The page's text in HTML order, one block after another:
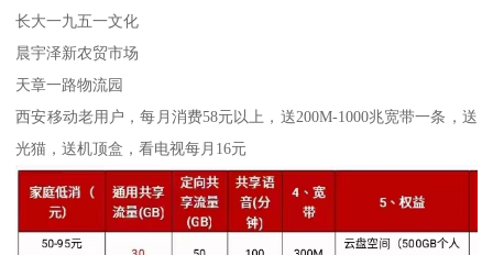
长大一九五一文化
晨宇泽新农贸市场
天章一路物流园
西安移动老用户，每月消费58元以上，送200M-1000兆宽带一条，送
光猫，送机顶盒，看电视每月16元